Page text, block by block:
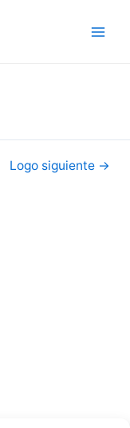
Logo siguiente →